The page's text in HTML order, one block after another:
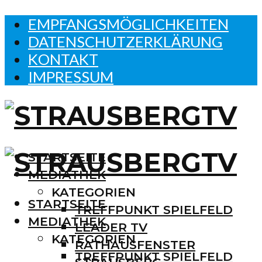
EMPFANGSMÖGLICHKEITEN
DATENSCHUTZERKLÄRUNG
KONTAKT
IMPRESSUM
STARTSEITE
MEDIATHEK
KATEGORIEN
TREFFPUNKT SPIELFELD
LEADER TV
RATHAUSFENSTER
STARTSEITE
MEDIATHEK
KATEGORIEN
TREFFPUNKT SPIELFELD